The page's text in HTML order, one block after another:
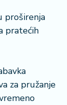
proširenja
pratećih
za pružanje